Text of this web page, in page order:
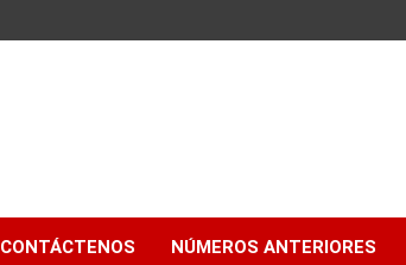
CONTÁCTENOS NÚMEROS ANTERIORES